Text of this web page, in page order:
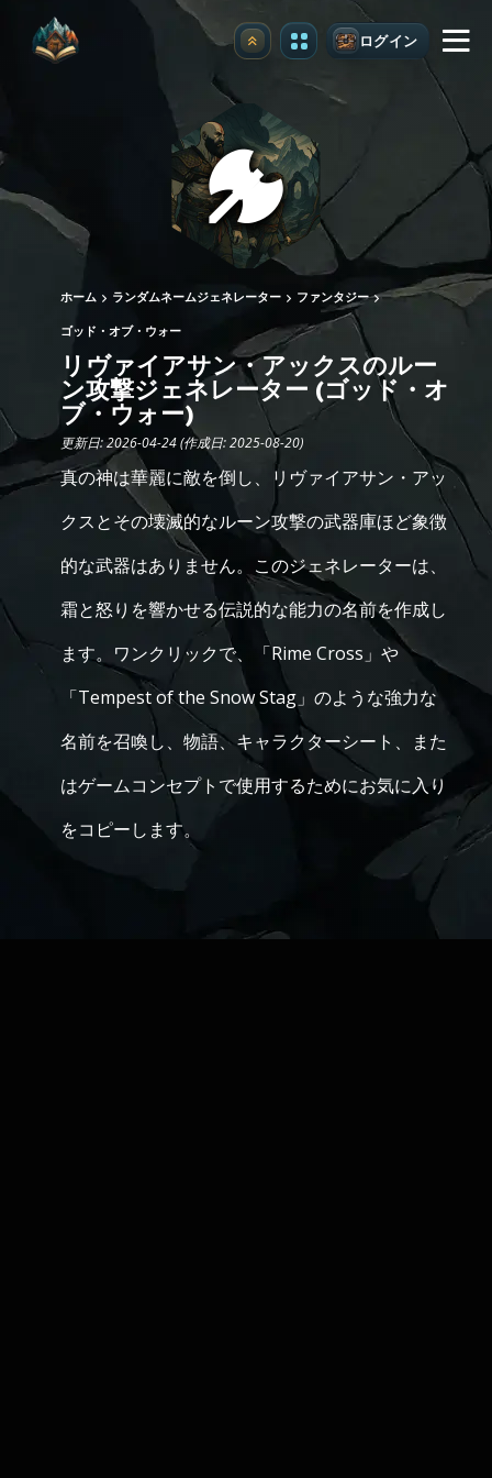
アップグレード ログイン
ホーム ランダムネームジェネレーター ファンタジー
ゴッド・オブ・ウォー
リヴァイアサン・アックスのルー
ン攻撃ジェネレーター (ゴッド・オ
ブ・ウォー)
更新日: 2026-04-24 (作成日: 2025-08-20)
真の神は華麗に敵を倒し、リヴァイアサン・アッ
クスとその壊滅的なルーン攻撃の武器庫ほど象徴
的な武器はありません。このジェネレーターは、
霜と怒りを響かせる伝説的な能力の名前を作成し
ます。ワンクリックで、「Rime Cross」や
「Tempest of the Snow Stag」のような強力な
名前を召喚し、物語、キャラクターシート、また
はゲームコンセプトで使用するためにお気に入り
をコピーします。